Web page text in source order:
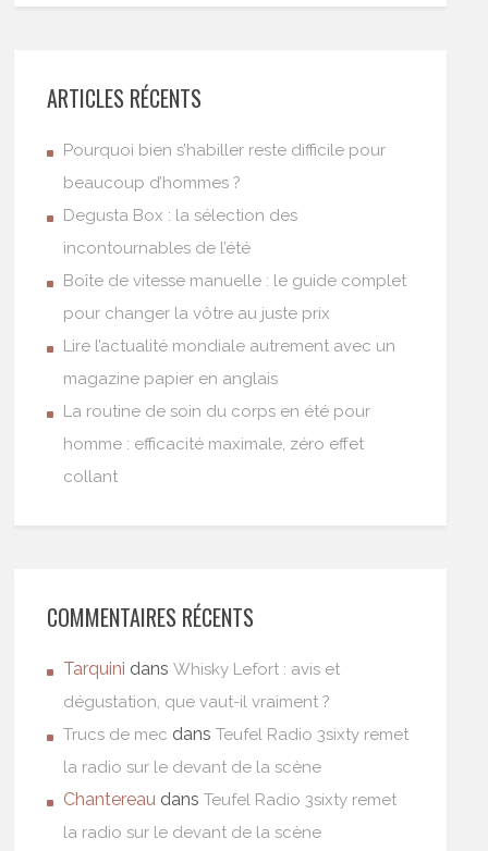
ARTICLES RÉCENTS
Pourquoi bien s’habiller reste difficile pour
beaucoup d’hommes ?
Degusta Box : la sélection des
incontournables de l’été
Boîte de vitesse manuelle : le guide complet
pour changer la vôtre au juste prix
Lire l’actualité mondiale autrement avec un
magazine papier en anglais
La routine de soin du corps en été pour
homme : efficacité maximale, zéro effet
collant
COMMENTAIRES RÉCENTS
Tarquini dansWhisky Lefort : avis et
dégustation, que vaut-il vraiment ?
Trucs de mec dansTeufel Radio 3sixty remet
la radio sur le devant de la scène
Chantereau dansTeufel Radio 3sixty remet
la radio sur le devant de la scène